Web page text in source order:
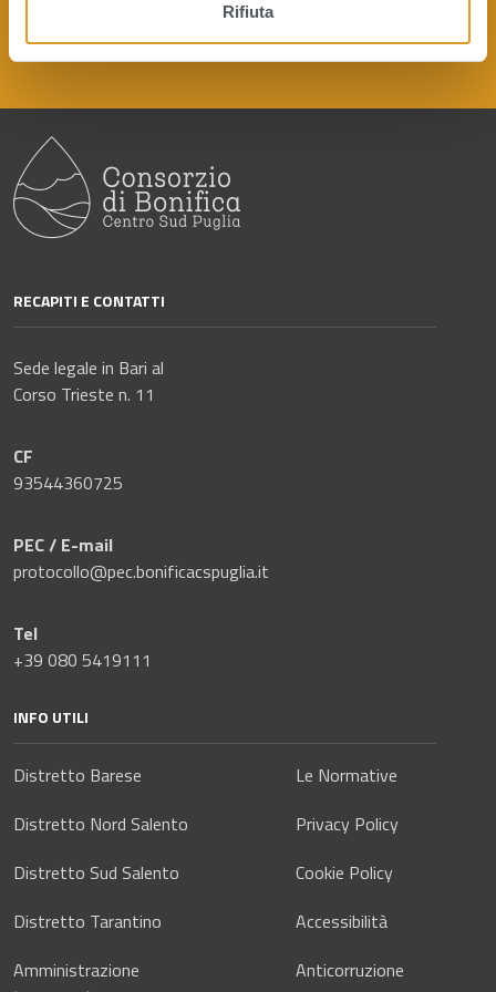
Rifiuta
RECAPITI E CONTATTI
Sede legale in Bari al
Corso Trieste n. 11
CF
93544360725
PEC / E-mail
protocollo@pec.bonificacspuglia.it
Tel
+39 080 5419111
INFO UTILI
Distretto Barese
Distretto Nord Salento
Distretto Sud Salento
Distretto Tarantino
Amministrazione
Le Normative
Privacy Policy
Cookie Policy
Accessibilità
Anticorruzione